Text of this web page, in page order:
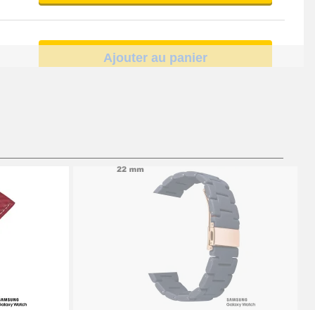
Ajouter au panier
Ajouter au panier
Ajouter au panier